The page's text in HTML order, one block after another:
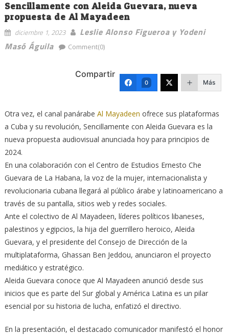
Sencillamente con Aleida Guevara, nueva
propuesta de Al Mayadeen
diciembre 1, 2023
Leslie Alonso Figueroa y Yodeni
Masó Águila
Comment(0)
Compartir
0 Más
Otra vez, el canal panárabe Al Mayadeen ofrece sus plataformas
a Cuba y su revolución, Sencillamente con Aleida Guevara es la
nueva propuesta audiovisual anunciada hoy para principios de
2024.
En una colaboración con el Centro de Estudios Ernesto Che
Guevara de La Habana, la voz de la mujer, internacionalista y
revolucionaria cubana llegará al público árabe y latinoamericano a
través de su pantalla, sitios web y redes sociales.
Ante el colectivo de Al Mayadeen, líderes políticos libaneses,
palestinos y egipcios, la hija del guerrillero heroico, Aleida
Guevara, y el presidente del Consejo de Dirección de la
multiplataforma, Ghassan Ben Jeddou, anunciaron el proyecto
mediático y estratégico.
Aleida Guevara conoce que Al Mayadeen anunció desde sus
inicios que es parte del Sur global y América Latina es un pilar
esencial por su historia de lucha, enfatizó el directivo.
En la presentación, el destacado comunicador manifestó el honor